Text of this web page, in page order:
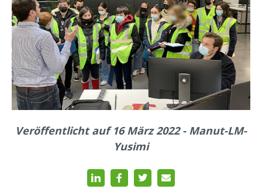
Veröffentlicht auf 16 März 2022 - Manut-LM-
Yusimi